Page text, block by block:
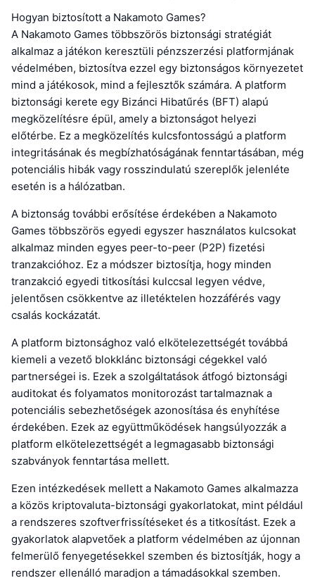
Hogyan biztosított a Nakamoto Games?
A Nakamoto Games többszörös biztonsági stratégiát
alkalmaz a játékon keresztüli pénzszerzési platformjának
védelmében, biztosítva ezzel egy biztonságos környezetet
mind a játékosok, mind a fejlesztők számára. A platform
biztonsági kerete egy Bizánci Hibatűrés (BFT) alapú
megközelítésre épül, amely a biztonságot helyezi
előtérbe. Ez a megközelítés kulcsfontosságú a platform
integritásának és megbízhatóságának fenntartásában, még
potenciális hibák vagy rosszindulatú szereplők jelenléte
esetén is a hálózatban.
A biztonság további erősítése érdekében a Nakamoto
Games többszörös egyedi egyszer használatos kulcsokat
alkalmaz minden egyes peer-to-peer (P2P) fizetési
tranzakcióhoz. Ez a módszer biztosítja, hogy minden
tranzakció egyedi titkosítási kulccsal legyen védve,
jelentősen csökkentve az illetéktelen hozzáférés vagy
csalás kockázatát.
A platform biztonsághoz való elkötelezettségét továbbá
kiemeli a vezető blokklánc biztonsági cégekkel való
partnerségei is. Ezek a szolgáltatások átfogó biztonsági
auditokat és folyamatos monitorozást tartalmaznak a
potenciális sebezhetőségek azonosítása és enyhítése
érdekében. Ezek az együttműködések hangsúlyozzák a
platform elkötelezettségét a legmagasabb biztonsági
szabványok fenntartása mellett.
Ezen intézkedések mellett a Nakamoto Games alkalmazza
a közös kriptovaluta-biztonsági gyakorlatokat, mint például
a rendszeres szoftverfrissítéseket és a titkosítást. Ezek a
gyakorlatok alapvetőek a platform védelmében az újonnan
felmerülő fenyegetésekkel szemben és biztosítják, hogy a
rendszer ellenálló maradjon a támadásokkal szemben.